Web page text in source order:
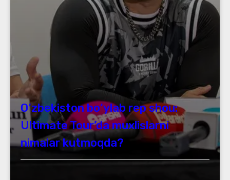
O‘zbekiston bo‘ylab rep shou:
Ultimate Tour’da muxlislarni
nimalar kutmoqda?